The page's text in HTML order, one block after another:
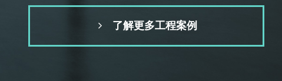
了解更多工程案例